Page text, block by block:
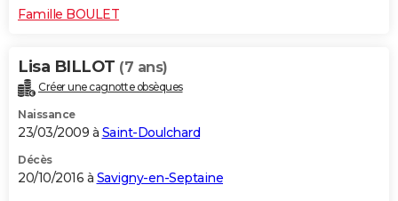
Famille BOULET
Lisa BILLOT (7 ans)
Créer une cagnotte obsèques
Naissance
23/03/2009 à Saint-Doulchard
Décès
20/10/2016 à Savigny-en-Septaine